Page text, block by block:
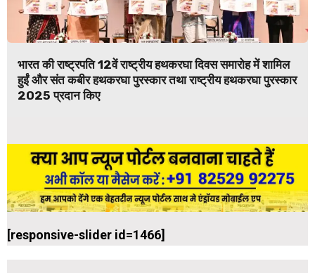
भारत की राष्ट्रपति 12वें राष्ट्रीय हथकरघा दिवस समारोह में शामिल
हुईं और संत कबीर हथकरघा पुरस्कार तथा राष्ट्रीय हथकरघा पुरस्कार
2025 प्रदान किए
[responsive-slider id=1466]